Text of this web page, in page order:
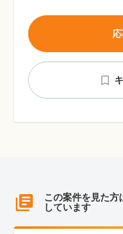
この案件を見た方
しています